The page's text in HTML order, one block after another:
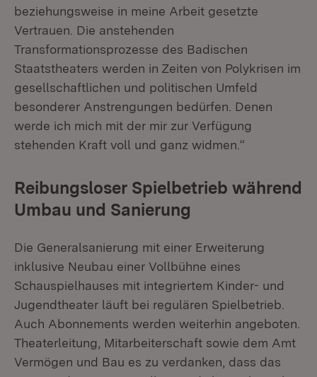
beziehungsweise in meine Arbeit gesetzte
Vertrauen. Die anstehenden
Transformationsprozesse des Badischen
Staatstheaters werden in Zeiten von Polykrisen im
gesellschaftlichen und politischen Umfeld
besonderer Anstrengungen bedürfen. Denen
werde ich mich mit der mir zur Verfügung
stehenden Kraft voll und ganz widmen.“
Reibungsloser Spielbetrieb während
Umbau und Sanierung
Die Generalsanierung mit einer Erweiterung
inklusive Neubau einer Vollbühne eines
Schauspielhauses mit integriertem Kinder- und
Jugendtheater läuft bei regulären Spielbetrieb.
Auch Abonnements werden weiterhin angeboten.
Theaterleitung, Mitarbeiterschaft sowie dem Amt
Vermögen und Bau es zu verdanken, dass das